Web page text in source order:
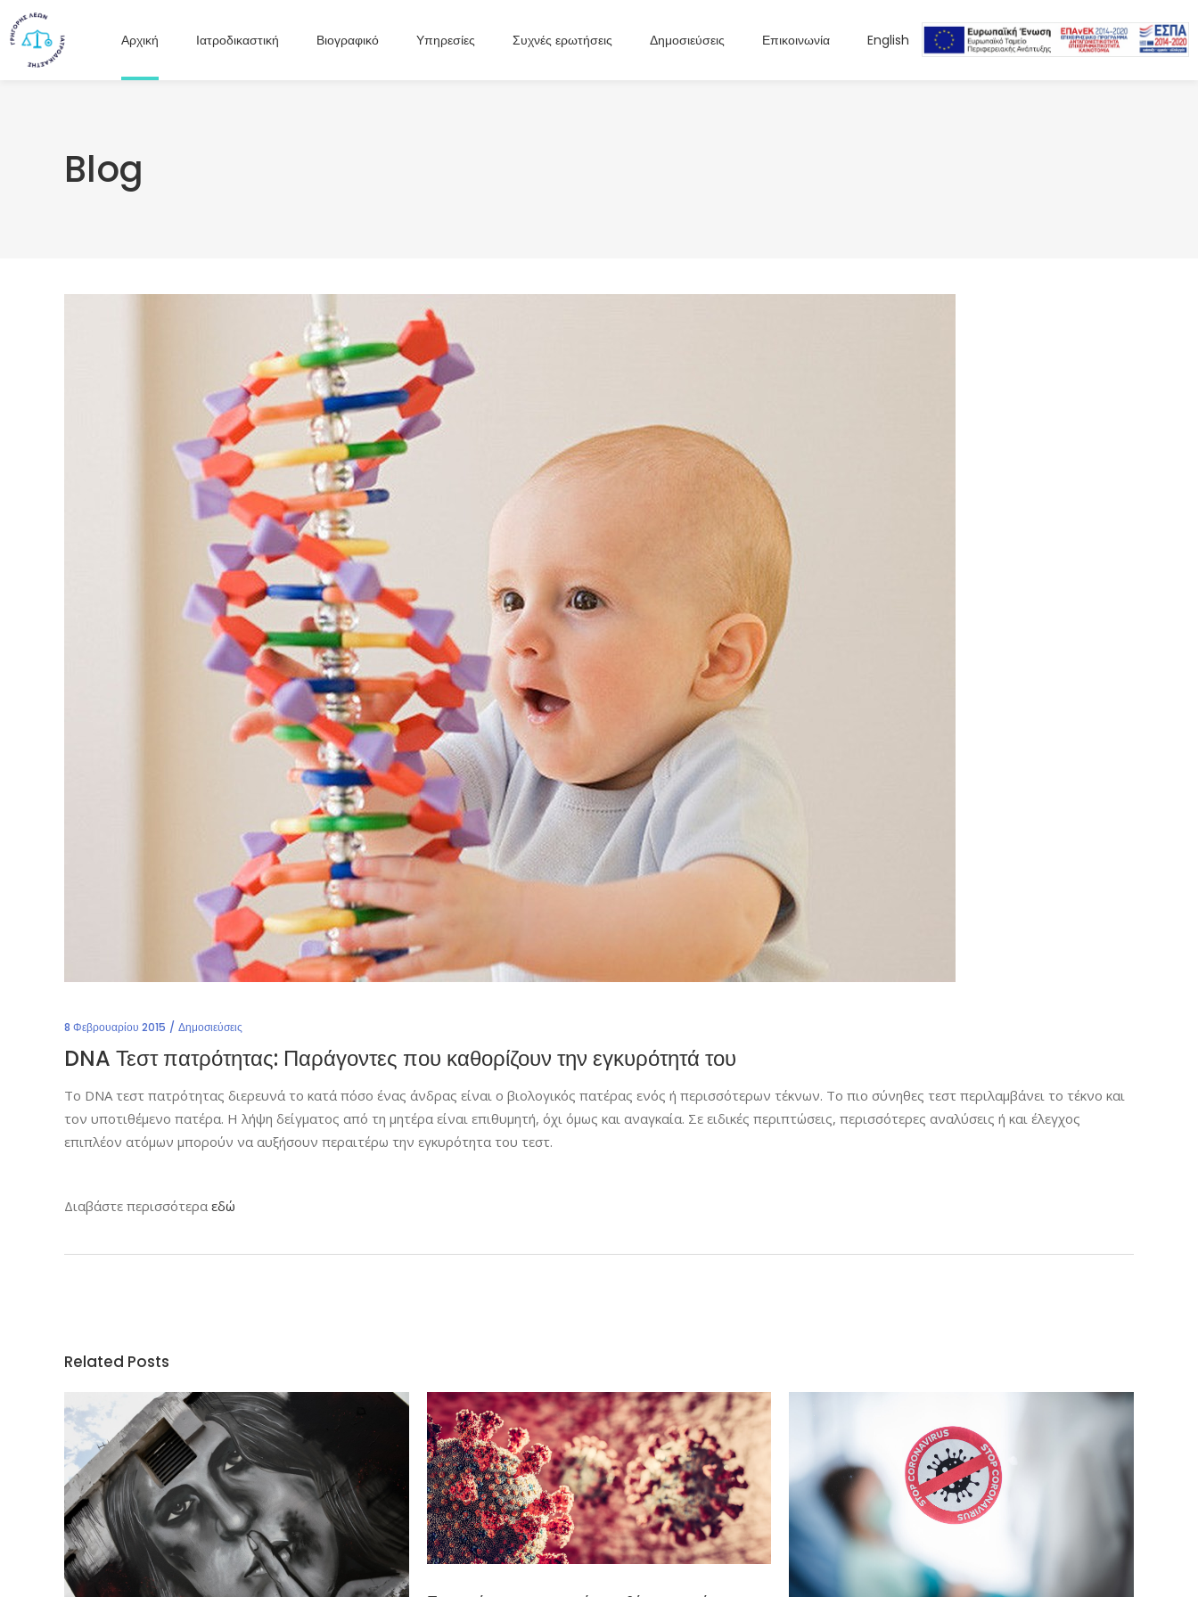
Αρχική Ιατροδικαστική Βιογραφικό Υπηρεσίες Συχνές ερωτήσεις Δημοσιεύσεις Επικοινωνία English
Blog
8 Φεβρουαρίου 2015 Δημοσιεύσεις
DNA Τεστ πατρότητας: Παράγοντες που καθορίζουν την εγκυρότητά του
Το DNA τεστ πατρότητας διερευνά το κατά πόσο ένας άνδρας είναι ο βιολογικός πατέρας ενός ή περισσότερων τέκνων. Το πιο σύνηθες τεστ περιλαμβάνει το τέκνο και
τον υποτιθέμενο πατέρα. Η λήψη δείγματος από τη μητέρα είναι επιθυμητή, όχι όμως και αναγκαία. Σε ειδικές περιπτώσεις, περισσότερες αναλύσεις ή και έλεγχος
επιπλέον ατόμων μπορούν να αυξήσουν περαιτέρω την εγκυρότητα του τεστ.
Διαβάστε περισσότερα εδώ
Related Posts